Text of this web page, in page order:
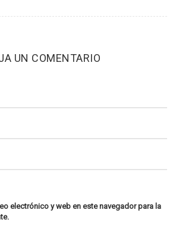
UN COMENTARIO
electrónico y web en este navegador para la